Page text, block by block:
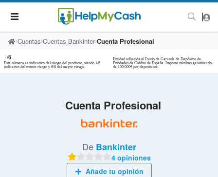
Cuentas Cuentas Bankinter Cuenta Profesional
/6
Este número es indicativo del riesgo del producto, siendo 1/6
indicativo del menor riesgo y 6/6 del mayor riesgo.
Entidad adherida al Fondo de Garantía de Depósitos de
Entidades de Crédito de España. Importe máximo garantizado
de 100.000€ por depositante.
Cuenta Profesional
De Bankinter
4 opiniones
Añade tu opinión